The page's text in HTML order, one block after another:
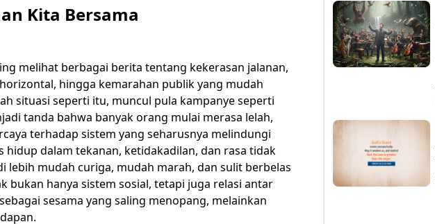
Kita Bersama
melihat berbagai berita tentang kekerasan jalanan,
hingga kemarahan publik yang mudah
situasi seperti itu, muncul pula kampanye seperti
tanda bahwa banyak orang mulai merasa lelah,
terhadap sistem yang seharusnya melindungi
hidup dalam tekanan, ketidakadilan, dan rasa tidak
lebih mudah curiga, mudah marah, dan sulit berbelas
bukan hanya sistem sosial, tetapi juga relasi antar
sesama yang saling menopang, melainkan